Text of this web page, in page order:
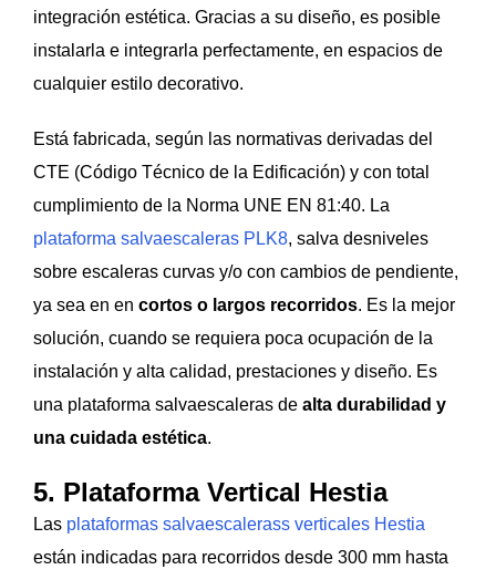
integración estética. Gracias a su diseño, es posible
instalarla e integrarla perfectamente, en espacios de
cualquier estilo decorativo.
Está fabricada, según las normativas derivadas del
CTE (Código Técnico de la Edificación) y con total
cumplimiento de la Norma UNE EN 81:40. La
plataforma salvaescaleras PLK8, salva desniveles
sobre escaleras curvas y/o con cambios de pendiente,
ya sea en en cortos o largos recorridos. Es la mejor
solución, cuando se requiera poca ocupación de la
instalación y alta calidad, prestaciones y diseño. Es
una plataforma salvaescaleras de alta durabilidad y
una cuidada estética.
5. Plataforma Vertical Hestia
Las plataformas salvaescalerass verticales Hestia
están indicadas para recorridos desde 300 mm hasta